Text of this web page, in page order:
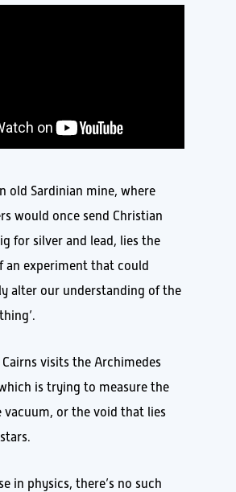
old Sardinian mine, where
would once send Christian
for silver and lead, lies the
an experiment that could
alter our understanding of the
Cairns visits the Archimedes
is trying to measure the
vacuum, or the void that lies
in physics, there’s no such